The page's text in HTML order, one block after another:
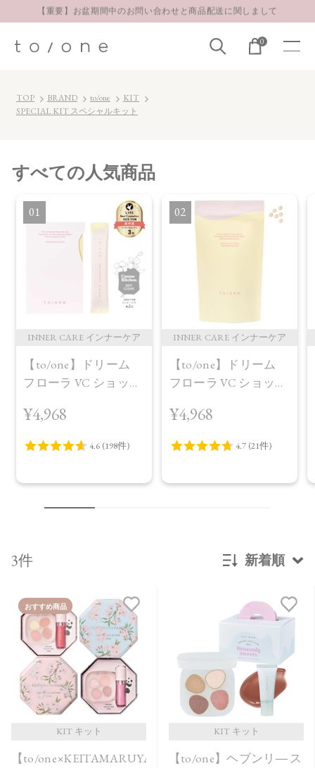
【重要】お盆期間中のお問い合わせと商品配送に関しまして
LINE お友達登録 500円OFFクーポンプレゼント
0
TOP BRAND to/one
KIT
SPECIAL KIT スペシャルキット
すべての人気商品
1
INNER CARE インナーケア
【to/one】ドリーム
フローラ VC ショット
¥4,968
2
INNER CARE インナーケア
【to/one】ドリーム
フローラ VC ショット
プラス＜限定品＞
¥4,968
3件 新着順
価格が高い
レビューが多い順
レビュー評価が高い順
人気順
おすすめ商品
KIT キット
【to/one×KEITAMARUYAMA】
KIT キット
【to/one】ヘブンリ― ス